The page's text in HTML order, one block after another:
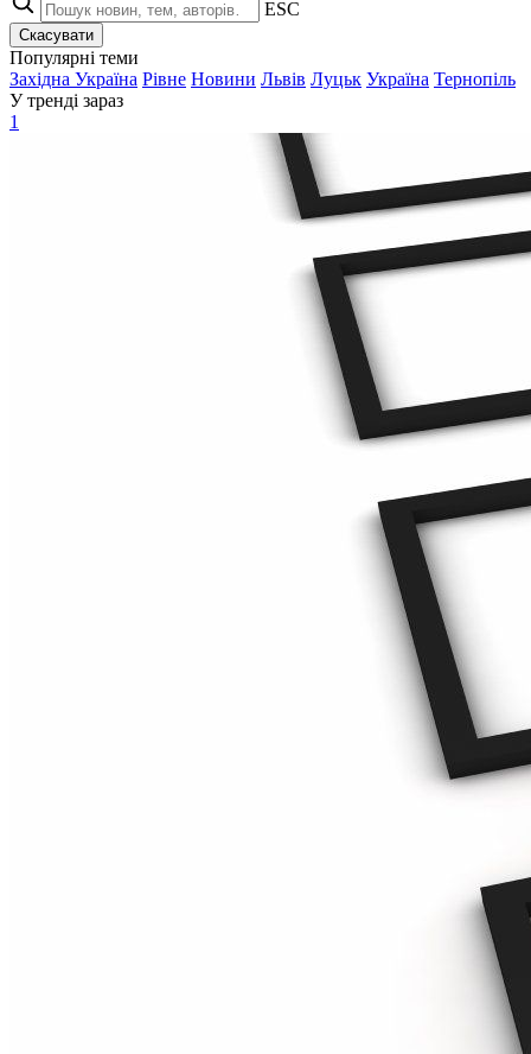
ESC
Скасувати
Популярні теми
Західна Україна Рівне Новини Львів Луцьк Україна Тернопіль
У тренді зараз
1